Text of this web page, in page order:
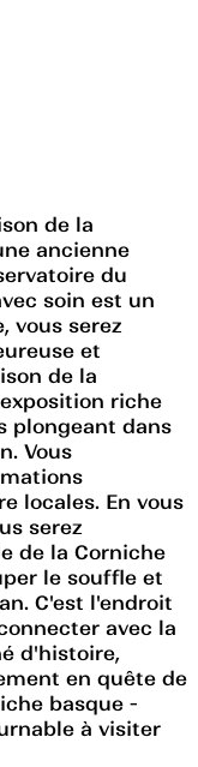
de la
ancienne
du
soin est un
vous serez
et
de la
riche
plongeant dans
Vous
locales. En vous
serez
de la Corniche
le souffle et
C'est l'endroit
avec la
d'histoire,
en quête de
basque -
à visiter